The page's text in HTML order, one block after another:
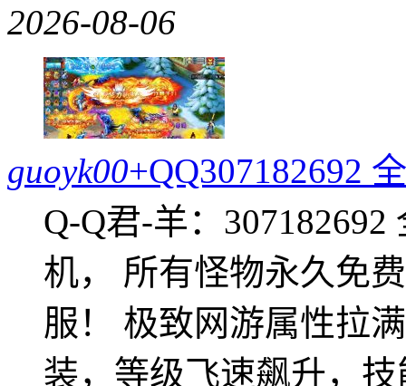
2026-08-06
guoyk00+QQ307182692
Q-Q君-羊：
机， 所有怪物永久免
服！ 极致网游属性拉
装，等级飞速飙升，